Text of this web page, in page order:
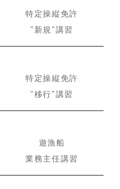
特定操縦免許
"新規"講習
特定操縦免許
"移行"講習
遊漁船
業務主任講習